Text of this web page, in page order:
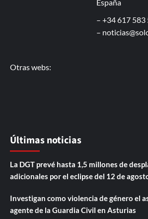
España
– +34 617 583
–
Otras webs:
Últimas noticias
La DGT prevé hasta 1,5 millones de
adicionales por el eclipse del 12 de
Investigan como violencia de género el
agente de la Guardia Civil en Asturias